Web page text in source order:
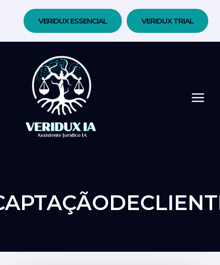
VERIDUX ESSENCIAL VERIDUX TRIAL